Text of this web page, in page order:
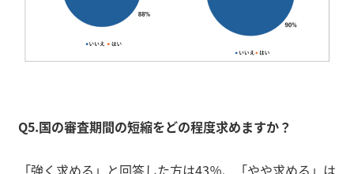
Q5.国の審査期間の短縮をどの程度求めますか？
「強く求める」と回答した方は43％、「やや求める」は